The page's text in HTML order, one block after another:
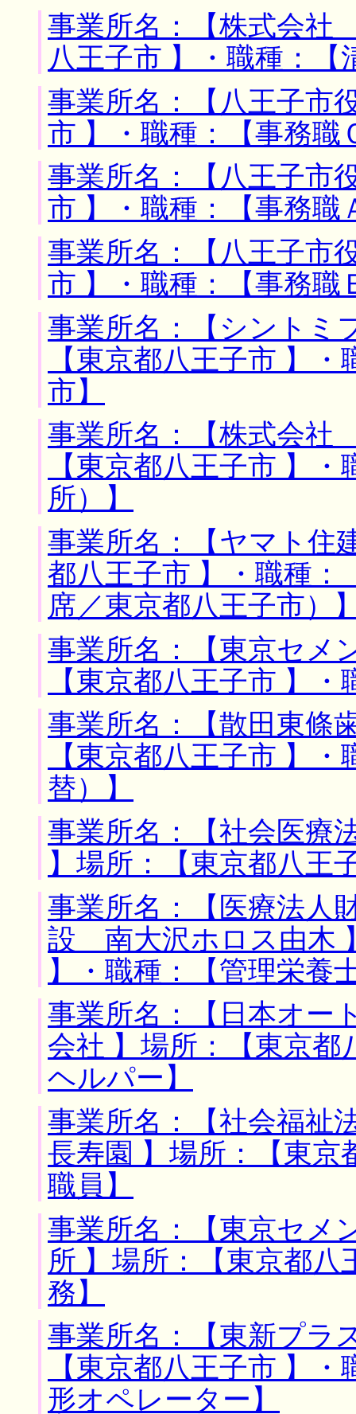
事業所名：【株式会
八王子市 】・職種：【
事業所名：【八王子市
市 】・職種：【事務職
事業所名：【八王子市
市 】・職種：【事務職
事業所名：【八王子市
市 】・職種：【事務職
事業所名：【シント
【東京都八王子市 】
市】
事業所名：【株式会
【東京都八王子市 】
所）】
事業所名：【ヤマト
都八王子市 】・職種：
席／東京都八王子市）
事業所名：【東京セ
【東京都八王子市 】
事業所名：【散田東條
【東京都八王子市 】
替）】
事業所名：【社会医
】場所：【東京都八王
事業所名：【医療法人
設 南大沢ホロス由木
】・職種：【管理栄養
事業所名：【日本オ
会社 】場所：【東京都
ヘルパー】
事業所名：【社会福
長寿園 】場所：【東京
職員】
事業所名：【東京セ
所 】場所：【東京都八
務】
事業所名：【東新プ
【東京都八王子市 】
形オペレーター】